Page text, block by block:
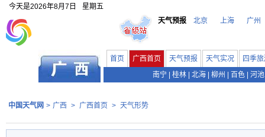
今天是2026年8月7日
星期五
天气预报
北京 上海 广州
首页 广西首页 天气预报 天气实况
四季
南宁
桂林 北海 柳州 百色 河池
中国天气网 > 广西 > 广西首页 > 天气形势